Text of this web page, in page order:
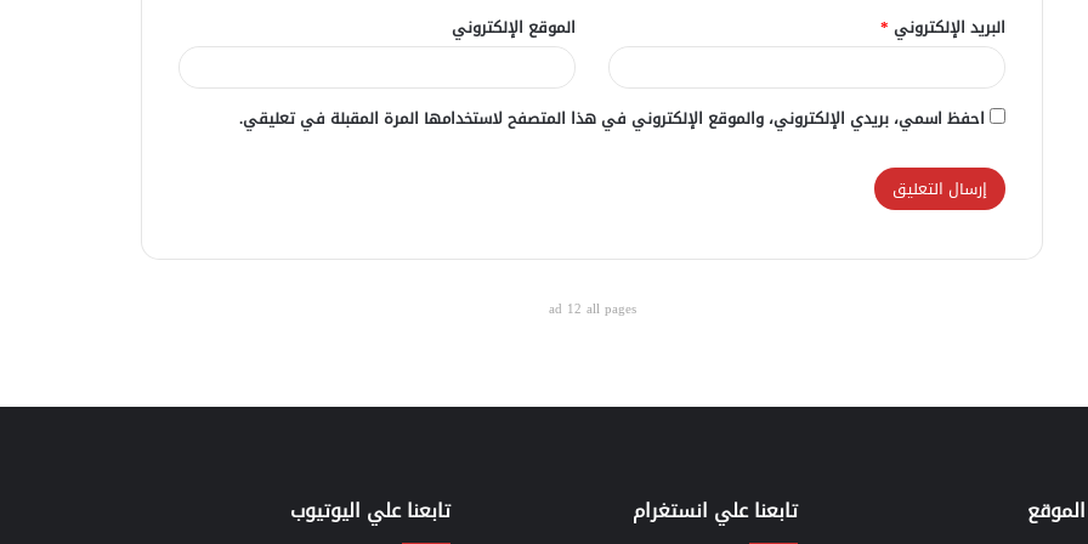
البريد الإلكتروني * الموقع الإلكتروني
احفظ اسمي، بريدي الإلكتروني، والموقع الإلكتروني في هذا المتصفح لاستخدامها المرة المقبلة في تعليقي.
ad 12 all pages
تابعنا علي انستغرام تابعنا علي اليوتيوب